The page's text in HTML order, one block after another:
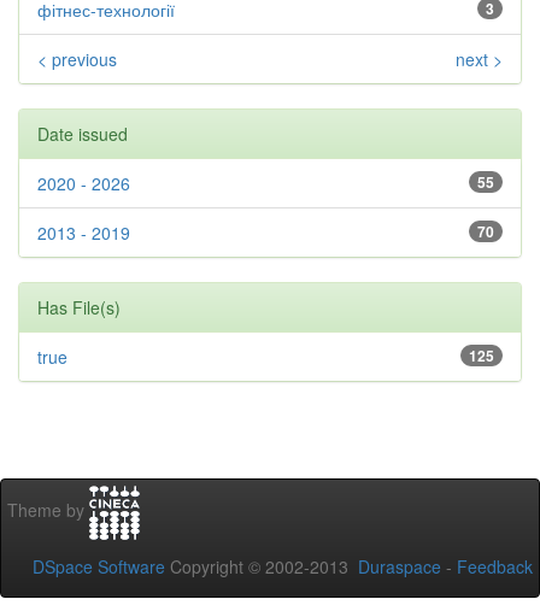
3
фітнес-технології
< previous next >
Date issued
55
2020 - 2026
70
2013 - 2019
Has File(s)
125
true
Theme by
DSpace Software Copyright © 2002-2013 Duraspace - Feedback